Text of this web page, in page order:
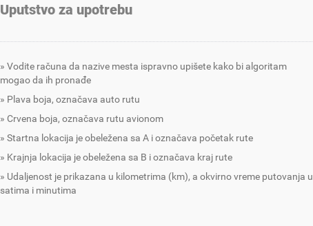
Uputstvo za upotrebu
Vodite računa da nazive mesta ispravno upišete kako bi algoritam
mogao da ih pronađe
Plava boja, označava auto rutu
Crvena boja, označava rutu avionom
Startna lokacija je obeležena sa A i označava početak rute
Krajnja lokacija je obeležena sa B i označava kraj rute
Udaljenost je prikazana u kilometrima (km), a okvirno vreme putovanja u
satima i minutima